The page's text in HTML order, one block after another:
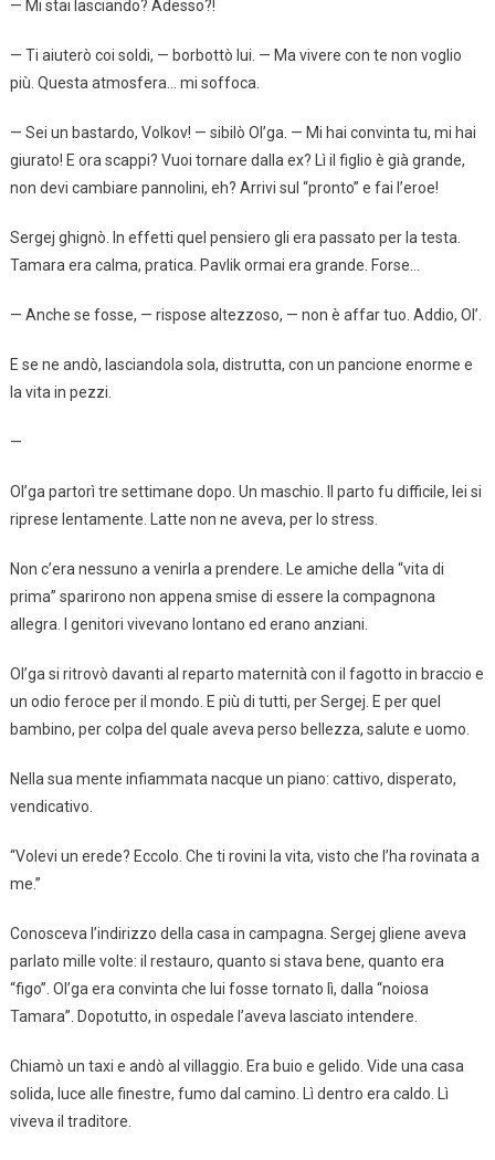
— Mi stai lasciando? Adesso?!
— Ti aiuterò coi soldi, — borbottò lui. — Ma vivere con te non voglio
più. Questa atmosfera… mi soffoca.
— Sei un bastardo, Volkov! — sibilò Ol’ga. — Mi hai convinta tu, mi hai
giurato! E ora scappi? Vuoi tornare dalla ex? Lì il figlio è già grande,
non devi cambiare pannolini, eh? Arrivi sul “pronto” e fai l’eroe!
Sergej ghignò. In effetti quel pensiero gli era passato per la testa.
Tamara era calma, pratica. Pavlik ormai era grande. Forse…
— Anche se fosse, — rispose altezzoso, — non è affar tuo. Addio, Ol’.
E se ne andò, lasciandola sola, distrutta, con un pancione enorme e
la vita in pezzi.
—
Ol’ga partorì tre settimane dopo. Un maschio. Il parto fu difficile, lei si
riprese lentamente. Latte non ne aveva, per lo stress.
Non c’era nessuno a venirla a prendere. Le amiche della “vita di
prima” sparirono non appena smise di essere la compagnona
allegra. I genitori vivevano lontano ed erano anziani.
Ol’ga si ritrovò davanti al reparto maternità con il fagotto in braccio e
un odio feroce per il mondo. E più di tutti, per Sergej. E per quel
bambino, per colpa del quale aveva perso bellezza, salute e uomo.
Nella sua mente infiammata nacque un piano: cattivo, disperato,
vendicativo.
“Volevi un erede? Eccolo. Che ti rovini la vita, visto che l’ha rovinata a
me.”
Conosceva l’indirizzo della casa in campagna. Sergej gliene aveva
parlato mille volte: il restauro, quanto si stava bene, quanto era
“figo”. Ol’ga era convinta che lui fosse tornato lì, dalla “noiosa
Tamara”. Dopotutto, in ospedale l’aveva lasciato intendere.
Chiamò un taxi e andò al villaggio. Era buio e gelido. Vide una casa
solida, luce alle finestre, fumo dal camino. Lì dentro era caldo. Lì
viveva il traditore.